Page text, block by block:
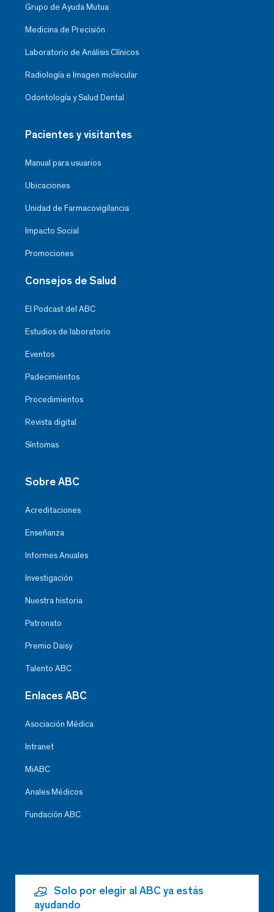
Grupo de Ayuda Mutua
Medicina de Precisión
Laboratorio de Análisis Clínicos
Radiología e Imagen molecular
Odontología y Salud Dental
Pacientes y visitantes
Manual para usuarios
Ubicaciones
Unidad de Farmacovigilancia
Impacto Social
Promociones
Consejos de Salud
El Podcast del ABC
Estudios de laboratorio
Eventos
Padecimientos
Procedimientos
Revista digital
Síntomas
Sobre ABC
Acreditaciones
Enseñanza
Informes Anuales
Investigación
Nuestra historia
Patronato
Premio Daisy
Talento ABC
Enlaces ABC
Asociación Médica
Intranet
MiABC
Anales Médicos
Fundación ABC
Solo por elegir al ABC ya estás
ayudando